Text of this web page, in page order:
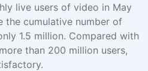
live users of video in May
the cumulative number of
1.5 million. Compared with
than 200 million users,